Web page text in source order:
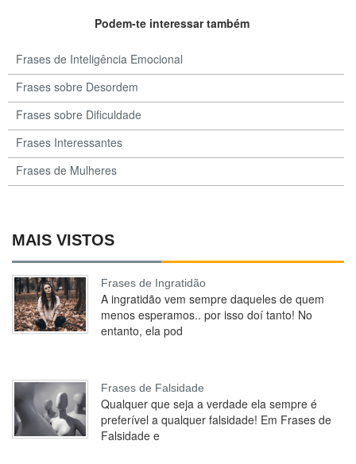
Podem-te interessar também
Frases de Inteligência Emocional
Frases sobre Desordem
Frases sobre Dificuldade
Frases Interessantes
Frases de Mulheres
MAIS VISTOS
Frases de Ingratidão
A ingratidão vem sempre daqueles de quem
menos esperamos.. por isso doí tanto! No
entanto, ela pod
Frases de Falsidade
Qualquer que seja a verdade ela sempre é
preferível a qualquer falsidade! Em Frases de
Falsidade e